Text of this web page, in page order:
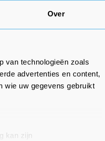
Over
van technologieën zoals
advertenties en content,
wie uw gegevens gebruikt
kan zijn